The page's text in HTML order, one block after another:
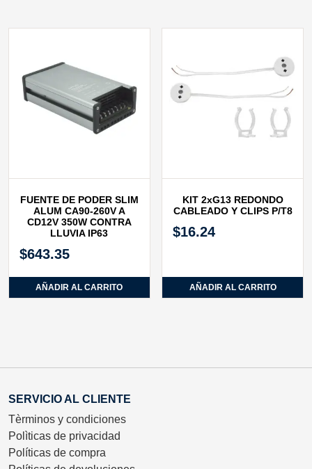
FUENTE DE PODER SLIM
ALUM CA90‐260V A
CD12V 350W CONTRA
LLUVIA IP63
$643.35
AÑADIR AL CARRITO
KIT 2xG13 REDONDO
CABLEADO Y CLIPS P/T8
$16.24
AÑADIR AL CARRITO
SERVICIO AL CLIENTE
Tèrminos y condiciones
Polìticas de privacidad
Políticas de compra